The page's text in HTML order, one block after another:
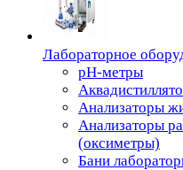
Лабораторное
pH-метры
Анализаторы
Анализаторы
(оксиметры)
Бани